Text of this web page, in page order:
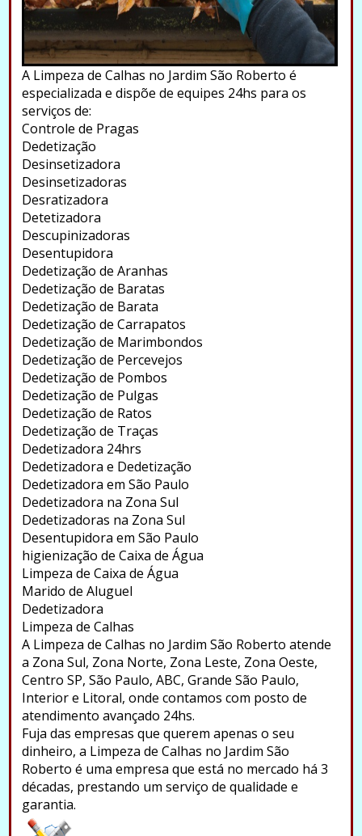
A Limpeza de Calhas no Jardim São Roberto é
especializada e dispõe de equipes 24hs para os
serviços de:
Controle de Pragas
Dedetização
Desinsetizadora
Desinsetizadoras
Desratizadora
Detetizadora
Descupinizadoras
Desentupidora
Dedetização de Aranhas
Dedetização de Baratas
Dedetização de Barata
Dedetização de Carrapatos
Dedetização de Marimbondos
Dedetização de Percevejos
Dedetização de Pombos
Dedetização de Pulgas
Dedetização de Ratos
Dedetização de Traças
Dedetizadora 24hrs
Dedetizadora e Dedetização
Dedetizadora em São Paulo
Dedetizadora na Zona Sul
Dedetizadoras na Zona Sul
Desentupidora em São Paulo
higienização de Caixa de Água
Limpeza de Caixa de Água
Marido de Aluguel
Dedetizadora
Limpeza de Calhas
A Limpeza de Calhas no Jardim São Roberto atende
a Zona Sul, Zona Norte, Zona Leste, Zona Oeste,
Centro SP, São Paulo, ABC, Grande São Paulo,
Interior e Litoral, onde contamos com posto de
atendimento avançado 24hs.
Fuja das empresas que querem apenas o seu
dinheiro, a Limpeza de Calhas no Jardim São
Roberto é uma empresa que está no mercado há 3
décadas, prestando um serviço de qualidade e
garantia.